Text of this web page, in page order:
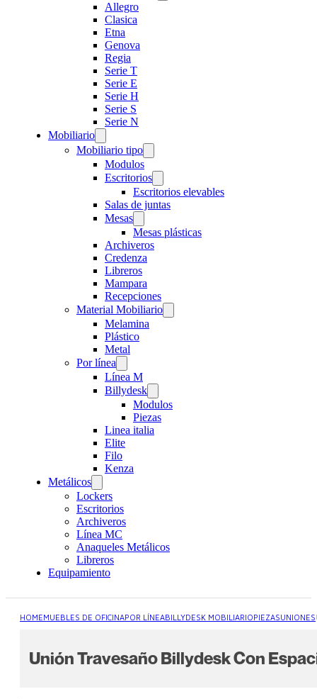
Allegro
Clasica
Etna
Genova
Regia
Serie T
Serie E
Serie H
Serie S
Serie N
Mobiliario
Mobiliario tipo
Modulos
Escritorios
Escritorios elevables
Salas de juntas
Mesas
Mesas plásticas
Archiveros
Credenza
Libreros
Mampara
Recepciones
Material Mobiliario
Melamina
Plástico
Metal
Por línea
Línea M
Billydesk
Modulos
Piezas
Linea italia
Elite
Filo
Kenza
Metálicos
Lockers
Escritorios
Archiveros
Línea MC
Anaqueles Metálicos
Libreros
Equipamiento
HOMEMUEBLES DE OFICINAPOR LÍNEABILLYDESK MOBILIARIOPIEZASUNIONES
Unión Travesaño Billydesk Con